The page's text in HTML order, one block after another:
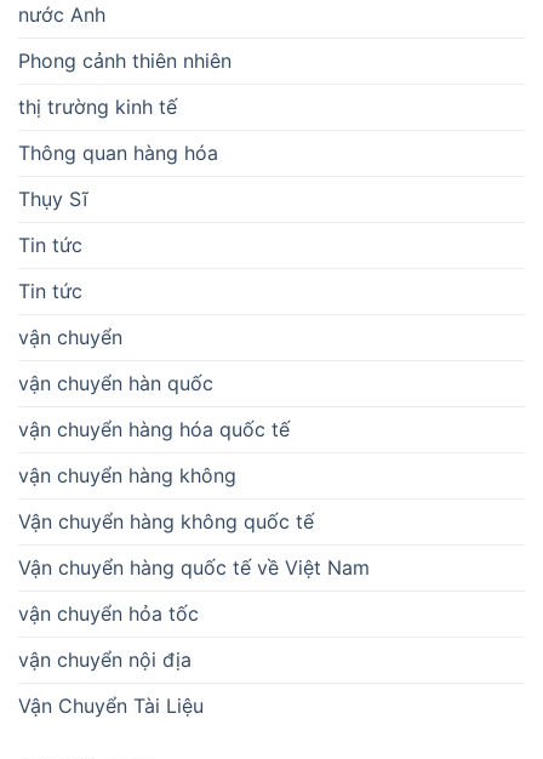
nước Anh
Phong cảnh thiên nhiên
thị trường kinh tế
Thông quan hàng hóa
Thụy Sĩ
Tin tức
Tin tức
vận chuyển
vận chuyển hàn quốc
vận chuyển hàng hóa quốc tế
vận chuyển hàng không
Vận chuyển hàng không quốc tế
Vận chuyển hàng quốc tế về Việt Nam
vận chuyển hỏa tốc
vận chuyển nội địa
Vận Chuyển Tài Liệu